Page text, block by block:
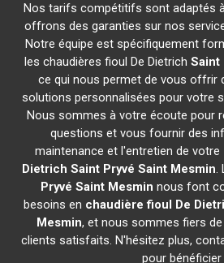
Nos tarifs compétitifs sont adaptés
offrons des garanties sur nos
Notre équipe est spécifiquement
les chaudières fioul De DietrichSaint
ce qui nous permet de vous offrir
solutions personnalisées pour votre
Nous sommes à votre écoute pour
questions et vous fournir des
maintenance et l'entretien de votre
Dietrich Saint Pryvé Saint Mesmin.
Pryvé Saint Mesmin nous font
besoins en chaudière fioul De
Mesmin, et nous sommes fiers
clients satisfaits. N'hésitez plus,
pour bénéficier